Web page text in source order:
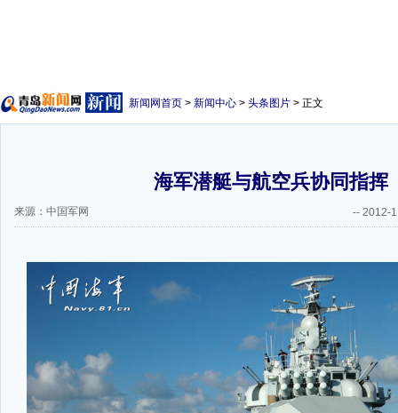
新闻网首页 > 新闻中心 > 头条图片 > 正文
海军潜艇与航空兵协同指挥
来源：中国军网 -- 2012-